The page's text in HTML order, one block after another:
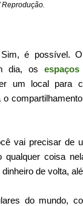
é possível. O
dia, os
um local para
vai precisar de
coisa
de volta,
do mundo,